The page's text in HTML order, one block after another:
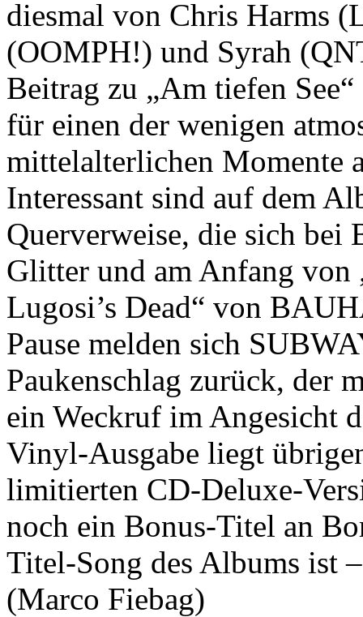
diesmal von Chris Harms
(OOMPH!) und Syrah
Beitrag zu „Am tiefen
für einen der wenigen
mittelalterlichen Momente
Interessant sind auf dem
Querverweise, die sich
Glitter und am Anfang von
Lugosi’s Dead“ von
Pause melden sich
Paukenschlag zurück, der
ein Weckruf im Angesicht
Vinyl-Ausgabe liegt
limitierten CD-Deluxe-
noch ein Bonus-Titel an
Titel-Song des Albums ist
(Marco Fiebag)